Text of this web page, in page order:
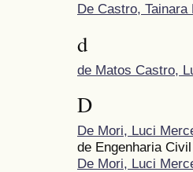
De Castro, Tainara
d
de Matos Castro,
D
De Mori, Luci
de Engenharia Civil
De Mori, Luci